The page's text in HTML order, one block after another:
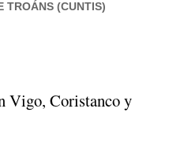
TROÁNS (CUNTIS)
Vigo, Coristanco y